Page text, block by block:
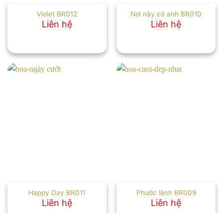
Violet BR012
Liên hệ
Nơi này có anh BR010
Liên hệ
Happy Day BR011
Liên hệ
Phước lành BR009
Liên hệ